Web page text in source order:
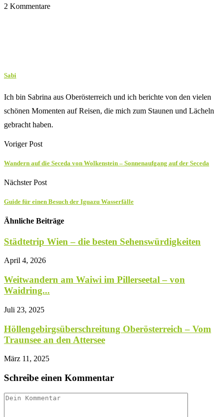
2 Kommentare
Sabi
Ich bin Sabrina aus Oberösterreich und ich berichte von den vielen
schönen Momenten auf Reisen, die mich zum Staunen und Lächeln
gebracht haben.
Voriger Post
Wandern auf die Seceda von Wolkenstein – Sonnenaufgang auf der Seceda
Nächster Post
Guide für einen Besuch der Iguazu Wasserfälle
Ähnliche Beiträge
Städtetrip Wien – die besten Sehenswürdigkeiten
April 4, 2026
Weitwandern am Waiwi im Pillerseetal – von
Waidring...
Juli 23, 2025
Höllengebirgsüberschreitung Oberösterreich – Vom
Traunsee an den Attersee
März 11, 2025
Schreibe einen Kommentar